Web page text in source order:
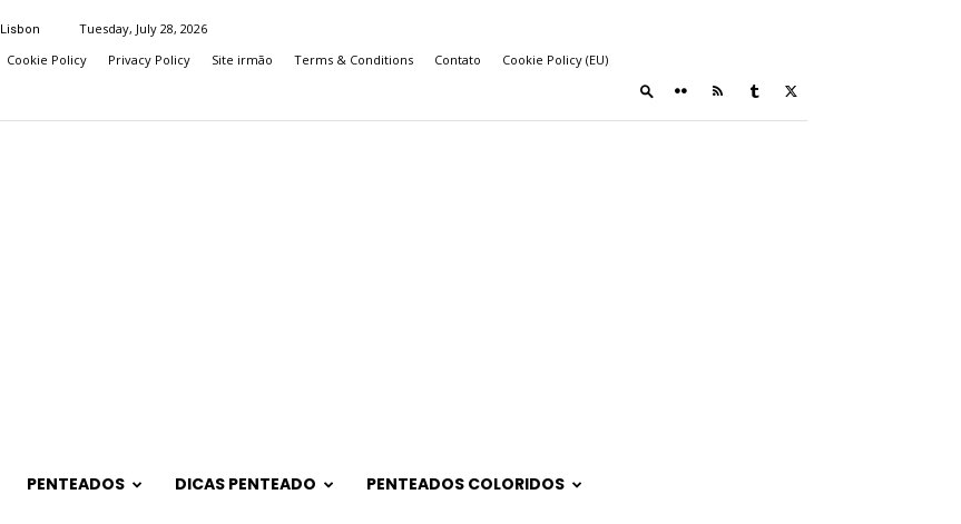
Lisbon
Tuesday, July 28, 2026
Cookie Policy Privacy Policy Site irmão Terms & Conditions Contato Cookie Policy (EU)
PENTEADOS DICAS PENTEADO PENTEADOS COLORIDOS